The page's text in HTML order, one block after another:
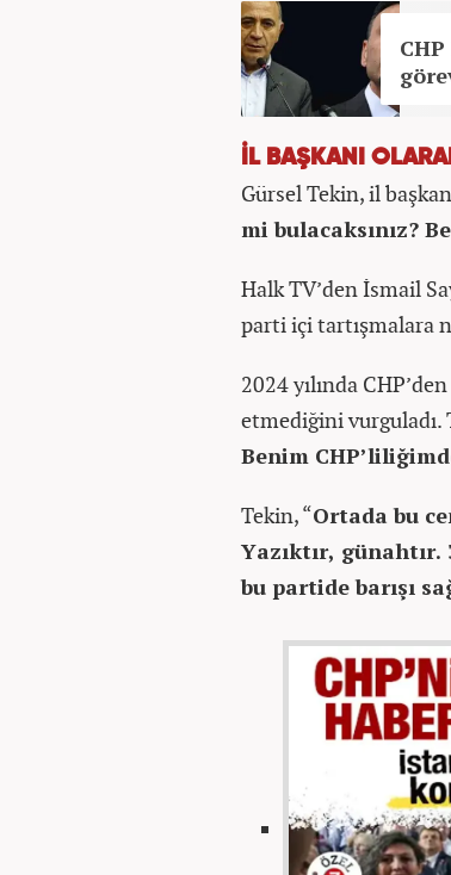
İL BAŞKANI
Gürsel Tekin, il
mi bulacaksınız?
Halk TV’den İsmail
parti içi tartışmalara
2024 yılında
etmediğini vurguladı.
Benim
Tekin, “Ortada bu
Yazıktır, günahtır.
bu partide barışı